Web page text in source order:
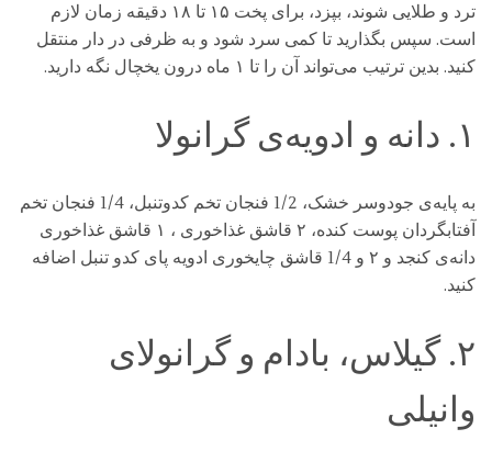
ترد و طلایی شوند، بپزد، برای پخت ۱۵ تا ۱۸ دقیقه زمان لازم
است. سپس بگذارید تا کمی سرد شود و به ظرفی در دار منتقل
کنید. بدین ترتیب می‌تواند آن را تا ۱ ماه درون یخچال نگه دارید.
۱. دانه و ادویه‌ی گرانولا
به پایه‌ی جودوسر خشک، 1/2 فنجان تخم کدوتنبل، 1/4 فنجان تخم
آفتابگردان پوست کنده، ۲ قاشق غذاخوری ، ۱ قاشق غذاخوری
دانه‌ی کنجد و ۲ و 1/4 قاشق چایخوری ادویه پای کدو تنبل اضافه
کنید.
۲. گیلاس، بادام و گرانولای
وانیلی